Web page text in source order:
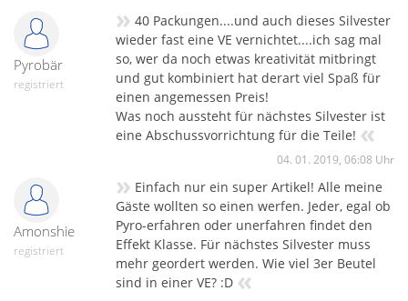
Pyrobär
registriert
» 40 Packungen....und auch dieses Silvester
wieder fast eine VE vernichtet....ich sag mal
so, wer da noch etwas kreativität mitbringt
und gut kombiniert hat derart viel Spaß für
einen angemessen Preis!
Was noch aussteht für nächstes Silvester ist
eine Abschussvorrichtung für die Teile! «
04. 01. 2019, 06:08 Uhr
Amonshie
registriert
» Einfach nur ein super Artikel! Alle meine
Gäste wollten so einen werfen. Jeder, egal ob
Pyro-erfahren oder unerfahren findet den
Effekt Klasse. Für nächstes Silvester muss
mehr geordert werden. Wie viel 3er Beutel
sind in einer VE? :D «